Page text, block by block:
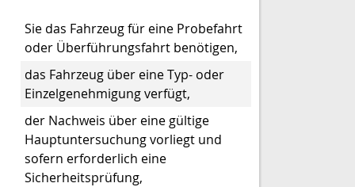
Sie das Fahrzeug für eine Probefahrt
oder Überführungsfahrt benötigen,
das Fahrzeug über eine Typ- oder
Einzelgenehmigung verfügt,
der Nachweis über eine gültige
Hauptuntersuchung vorliegt und
sofern erforderlich eine
Sicherheitsprüfung,